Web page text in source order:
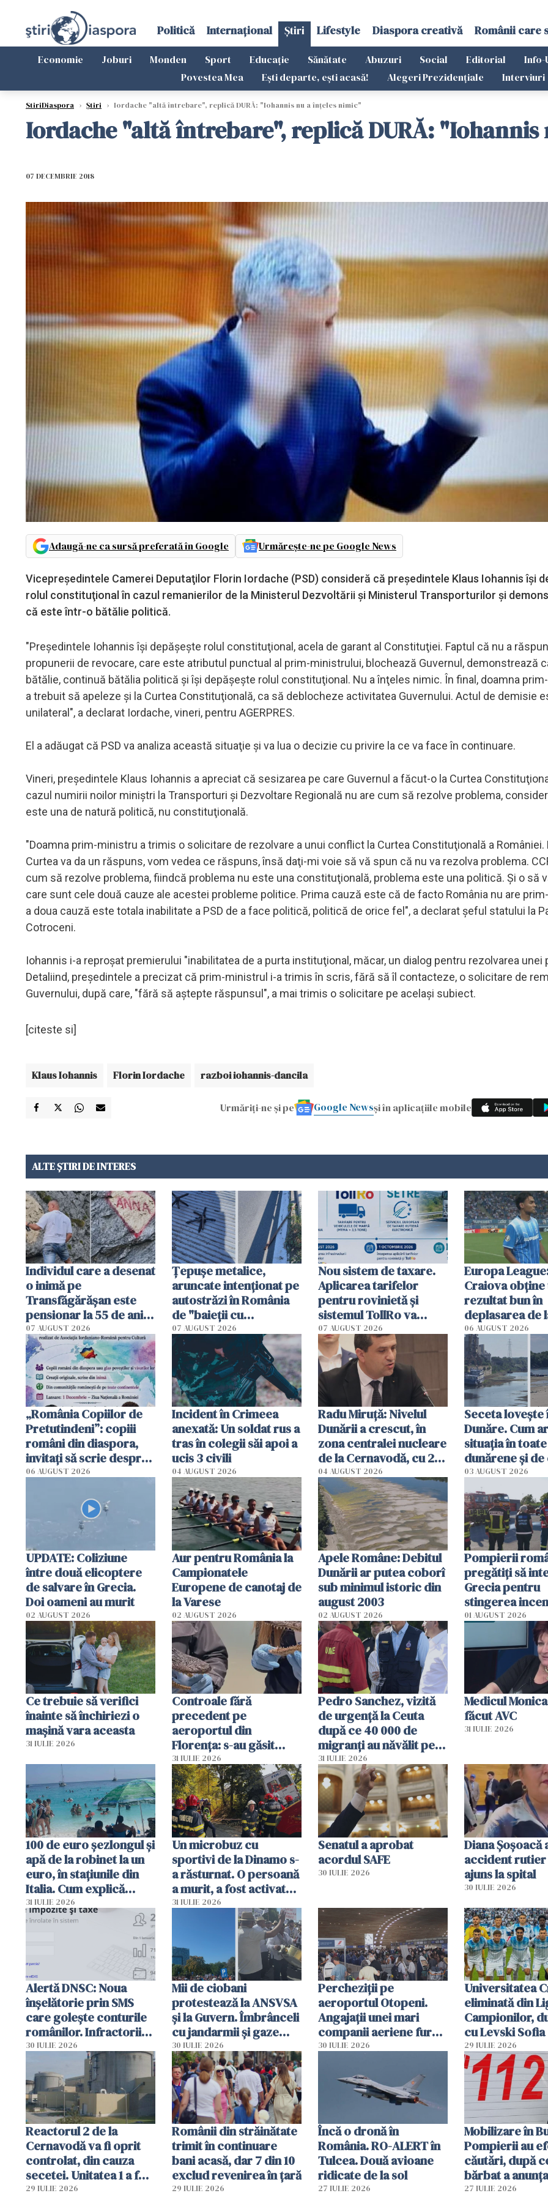
Politică Internațional Știri Lifestyle Diaspora creativă Românii care
Economie Joburi Monden Sport Educație Sănătate Abuzuri Social Editorial Info-
Povestea Mea
Ești departe, ești acasă! Alegeri Prezidențiale Interviuri
StiriDiaspora › Știri › Iordache "altă întrebare", replică DURĂ: "Iohannis nu a înțeles nimic"
Iordache "altă întrebare", replică DURĂ:
07 DECEMBRIE 2018
Adaugă-ne ca sursă preferată în Google Urmărește-ne pe Google News
Vicepreşedintele Camerei Deputaţilor Florin Iordache (PSD) consideră că preşedintele Klaus Iohannis îşi
rolul constituţional în cazul remanierilor de la Ministerul Dezvoltării şi Ministerul Transporturilor şi
că este într-o bătălie politică.
"Preşedintele Iohannis îşi depăşeşte rolul constituţional, acela de garant al Constituţiei. Faptul că nu a
propunerii de revocare, care este atributul punctual al prim-ministrului, blochează Guvernul, demonstrează
bătălie, continuă bătălia politică şi îşi depăşeşte rolul constituţional. Nu a înţeles nimic. În final, doamna
a trebuit să apeleze şi la Curtea Constituţională, ca să deblocheze activitatea Guvernului. Actul de demisie
unilateral", a declarat Iordache, vineri, pentru AGERPRES.
El a adăugat că PSD va analiza această situaţie şi va lua o decizie cu privire la ce va face în continuare.
Vineri, preşedintele Klaus Iohannis a apreciat că sesizarea pe care Guvernul a făcut-o la Curtea
cazul numirii noilor miniştri la Transporturi şi Dezvoltare Regională nu are cum să rezolve problema,
este una de natură politică, nu constituţională.
"Doamna prim-ministru a trimis o solicitare de rezolvare a unui conflict la Curtea Constituţională a României.
Curtea va da un răspuns, vom vedea ce răspuns, însă daţi-mi voie să vă spun că nu va rezolva problema.
cum să rezolve problema, fiindcă problema nu este una constituţională, problema este una politică. Şi o să
care sunt cele două cauze ale acestei probleme politice. Prima cauză este că de facto România nu are
a doua cauză este totala inabilitate a PSD de a face politică, politică de orice fel", a declarat şeful statului la
Cotroceni.
Iohannis i-a reproşat premierului "inabilitatea de a purta instituţional, măcar, un dialog pentru rezolvarea unei
Detaliind, preşedintele a precizat că prim-ministrul i-a trimis în scris, fără să îl contacteze, o solicitare de
Guvernului, după care, "fără să aştepte răspunsul", a mai trimis o solicitare pe acelaşi subiect.
[citeste si]
Klaus Iohannis Florin Iordache razboi iohannis-dancila
Urmăriți-ne și pe Google Newsși în aplicațiile mobile
ALTE ȘTIRI DE INTERES
Individul care a desenat
o inimă pe
Transfăgărășan este
pensionar la 55 de ani.
Poliția l-a identificat
07 AUGUST 2026
Țepușe metalice,
aruncate intenționat pe
autostrăzi în România
de "baieții cu
platforme": "Mi-au
cerut 1200 lei să mă
tracteze"
07 AUGUST 2026
Nou sistem de taxare.
Aplicarea tarifelor
pentru rovinietă şi
sistemul TollRo va
începe la 1 octombrie
07 AUGUST 2026
Europa
Craiova obține
rezultat bun în
deplasarea de
06 AUGUST 2026
„România Copiilor de
Pretutindeni”: copiii
români din diaspora,
invitați să scrie despre
România într-un volum
06 AUGUST 2026
Incident în Crimeea
anexată: Un soldat rus a
tras în colegii săi apoi a
ucis 3 civili
04 AUGUST 2026
Radu Miruţă: Nivelul
Dunării a crescut, în
zona centralei nucleare
de la Cernavodă, cu 2
cm faţă de ziua trecută
04 AUGUST 2026
Seceta
Dunăre. Cum
situația în
dunărene și de
România
efectele, deși a
în iulie
03 AUGUST 2026
UPDATE: Coliziune
între două elicoptere
de salvare în Grecia.
Doi oameni au murit
02 AUGUST 2026
Aur pentru România la
Campionatele
Europene de canotaj de
la Varese
02 AUGUST 2026
Apele Române: Debitul
Dunării ar putea coborî
sub minimul istoric din
august 2003
02 AUGUST 2026
Pompierii
pregătiţi să
Grecia pentru
stingerea
01 AUGUST 2026
Ce trebuie să verifici
înainte să închiriezi o
mașină vara aceasta
31 IULIE 2026
Controale fără
precedent pe
aeroportul din
Florența: s-au găsit
capete de aligator și o
sumă imensă de bani
31 IULIE 2026
Pedro Sanchez, vizită
de urgență la Ceuta
după ce 40 000 de
migranți au năvălit pe
teritoriul spaniol: „Vom
mobiliza toate
resursele"
31 IULIE 2026
Medicul
făcut AVC
31 IULIE 2026
100 de euro șezlongul și
apă de la robinet la un
euro, în stațiunile din
Italia. Cum explică
autoritățile
31 IULIE 2026
Un microbuz cu
sportivi de la Dinamo s-
a răsturnat. O persoană
a murit, a fost activat
planul roșu de
31 IULIE 2026
Senatul a aprobat
acordul SAFE
30 IULIE 2026
Diana Șoșoacă
accident rutier
ajuns la spital
30 IULIE 2026
Alertă DNSC: Noua
înșelătorie prin SMS
care golește conturile
românilor. Infractorii
folosesc numele
Ghișeul.ro și al Poliției
Române
30 IULIE 2026
Mii de ciobani
protestează la ANSVSA
și la Guvern. Îmbrânceli
cu jandarmii și gaze
lacrimogene
30 IULIE 2026
Percheziții pe
aeroportul Otopeni.
Angajații unei mari
companii aeriene furau
parfumuri, ceasuri și
vânzării
30 IULIE 2026
Universitatea
eliminată din
Campionilor,
cu Levski Sofia
29 IULIE 2026
Reactorul 2 de la
Cernavodă va fi oprit
controlat, din cauza
secetei. Unitatea 1 a fost
29 IULIE 2026
Românii din străinătate
trimit în continuare
bani acasă, dar 7 din 10
exclud revenirea în țară
29 IULIE 2026
Încă o dronă în
România. RO-ALERT în
Tulcea. Două avioane
ridicate de la sol
27 IULIE 2026
Mobilizare în
Pompierii au
căutări, după
bărbat a
27 IULIE 2026